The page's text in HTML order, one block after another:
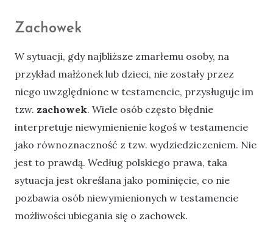
Zachowek
W sytuacji, gdy najbliższe zmarłemu osoby, na
przykład małżonek lub dzieci, nie zostały przez
niego uwzględnione w testamencie, przysługuje im
tzw. zachowek. Wiele osób często błędnie
interpretuje niewymienienie kogoś w testamencie
jako równoznaczność z tzw. wydziedziczeniem. Nie
jest to prawdą. Według polskiego prawa, taka
sytuacja jest określana jako pominięcie, co nie
pozbawia osób niewymienionych w testamencie
możliwości ubiegania się o zachowek.